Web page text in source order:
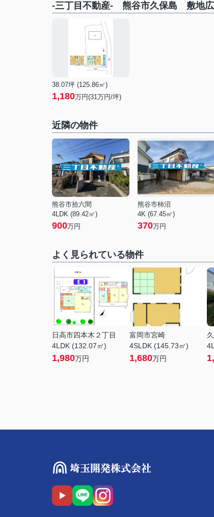
-三丁目不動産- 熊谷市久保島 敷地広
38.07坪 (125.86㎡)
1,180万円(31万円/坪)
近隣の物件
熊谷市拾六間
4LDK (89.42㎡)
900万円
熊谷市柿沼
4K (67.45㎡)
370万円
よく見られている物件
日高市四本木２丁目
4LDK (132.07㎡)
1,980万円
富岡市宮崎
4SLDK (145.73㎡)
1,680万円